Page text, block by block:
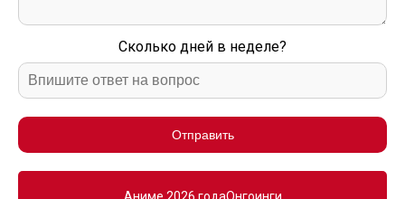
Сколько дней в неделе?
Отправить